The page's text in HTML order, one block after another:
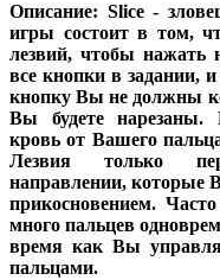
Описание: Slice -
игры состоит в том,
лезвий, чтобы
все кнопки в задании,
кнопку Вы не должны
Вы будете нарезаны.
кровь от Вашего
Лезвия только
направлении, которые
прикосновением.
много пальцев
время как Вы
пальцами.